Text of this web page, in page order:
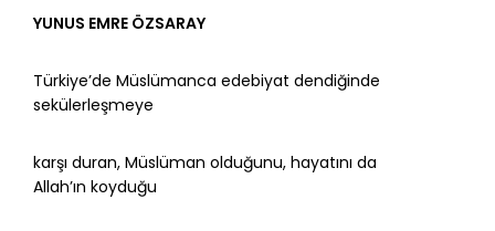
YUNUS EMRE ÖZSARAY
Türkiye’de Müslümanca edebiyat dendiğinde
sekülerleşmeye
karşı duran, Müslüman olduğunu, hayatını da
Allah’ın koyduğu